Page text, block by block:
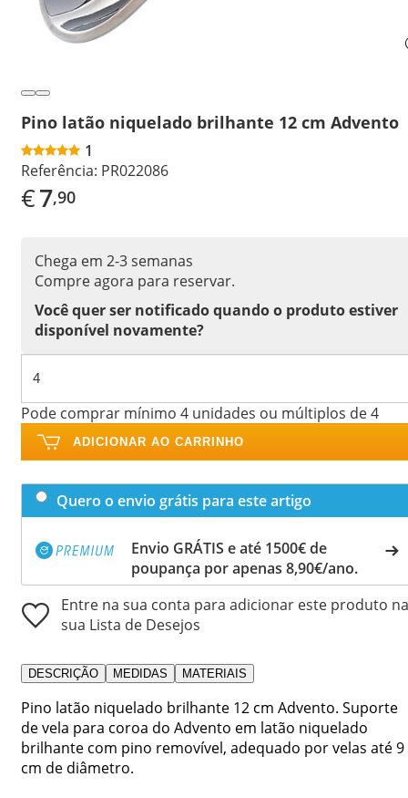
Pino latão niquelado brilhante 12 cm Advento
1
Referência: PR022086
€7,90
Chega em 2-3 semanas
Compre agora para reservar.
Você quer ser notificado quando o produto estiver
disponível novamente?
Pode comprar mínimo 4 unidades ou múltiplos de 4
ADICIONAR AO CARRINHO
Quero o envio grátis para este artigo
Envio GRÁTIS e até 1500€ de
poupança por apenas 8,90€/ano.
Entre na sua conta para adicionar este produto na
sua Lista de Desejos
DESCRIÇÃO MEDIDAS MATERIAIS
Pino latão niquelado brilhante 12 cm Advento. Suporte
de vela para coroa do Advento em latão niquelado
brilhante com pino removível, adequado por velas até 9
cm de diâmetro.